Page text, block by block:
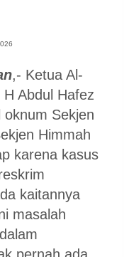
,- Ketua Al-
Abdul Hafez
Sekjen
Himmah
karena kasus
kaitannya
masalah